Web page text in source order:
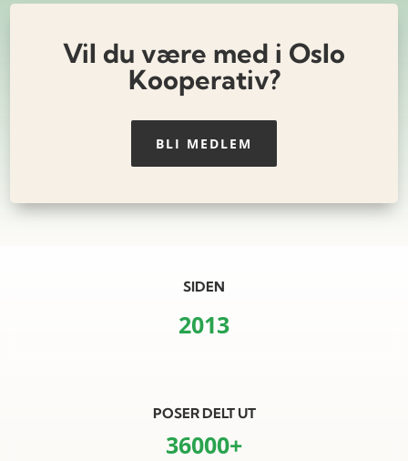
Vil du være med i Oslo
Kooperativ?
BLI MEDLEM
SIDEN
2013
POSER DELT UT
36000+